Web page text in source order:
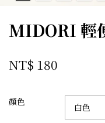
MIDORI 輕
NT$ 180
顏色